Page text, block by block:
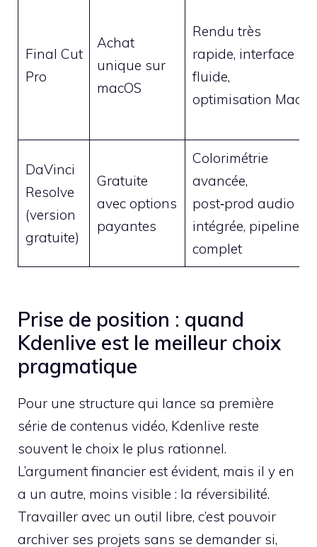
Final Cut
Pro
Achat
unique sur
macOS
Rendu très
rapide, interface
fluide,
optimisation Mac
DaVinci
Resolve
(version
gratuite)
Gratuite
avec options
payantes
Colorimétrie
avancée,
post‑prod audio
intégrée, pipeline
complet
Prise de position : quand
Kdenlive est le meilleur choix
pragmatique
Pour une structure qui lance sa première
série de contenus vidéo, Kdenlive reste
souvent le choix le plus rationnel.
L’argument financier est évident, mais il y en
a un autre, moins visible : la réversibilité.
Travailler avec un outil libre, c’est pouvoir
archiver ses projets sans se demander si,